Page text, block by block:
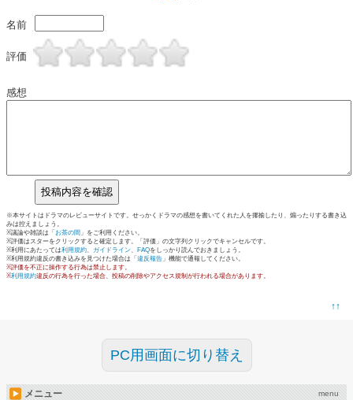
名前
評価
感想
※本サイトはドラマのレビューサイトです。せっかくドラマの感想を書いてくれた人を揶揄したり、煽ったりする書き込
みは控えましょう。
※議論や雑談は「 お茶の間 」をご利用ください。
※評価はスターをクリックすると確定します。「評価」の文字列クリックでキャンセルです。
※利用にあたっては利用規約、 ガイドライン、 FAQをしっかり読んでおきましょう。
※利用規約違反の書き込みを見つけた場合は「 違反報告 」機能で通報してください。
※評価を不正に操作する行為は禁止します。
※利用規約違反の行為を行った場合、投稿の削除やアクセス規制が行われる場合があります。
↑↑
PC用画面に切り替え
メニュー menu